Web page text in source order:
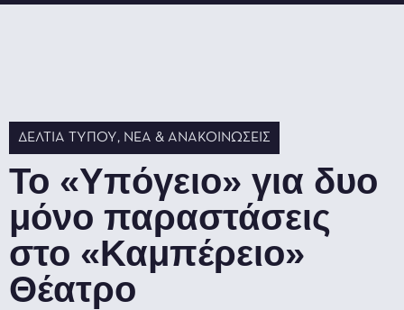
ΔΕΛΤΊΑ ΤΎΠΟΥ, ΝΈΑ & ΑΝΑΚΟΙΝΏΣΕΙΣ
Το «Υπόγειο» για δυο
μόνο παραστάσεις
στο «Καμπέρειο»
Θέατρο